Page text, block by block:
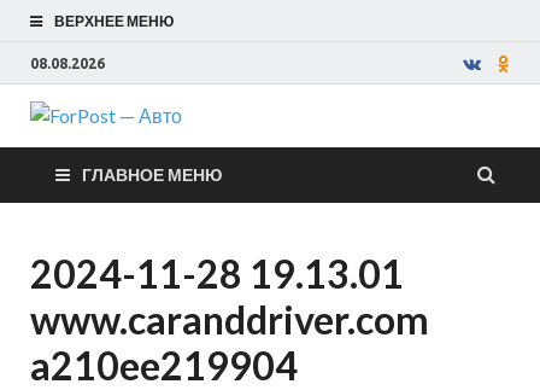
ВЕРХНЕЕ МЕНЮ
08.08.2026
ForPost —
Авто
ГЛАВНОЕ МЕНЮ
2024-11-28 19.13.01
www.caranddriver.com
a210ee219904